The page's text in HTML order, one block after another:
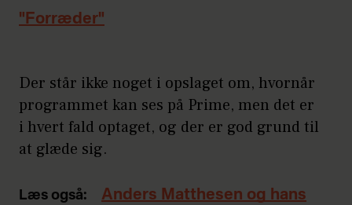
"Forræder"
Der står ikke noget i opslaget om, hvornår
programmet kan ses på Prime, men det er
i hvert fald optaget, og der er god grund til
at glæde sig.
Læs også:
Anders Matthesen og hans